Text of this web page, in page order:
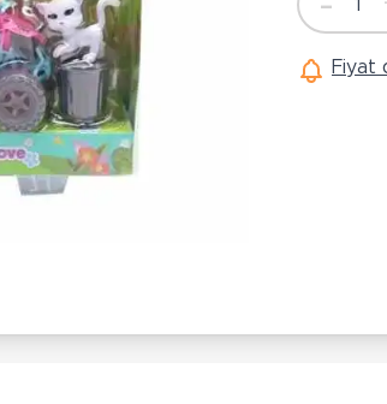
Hobi Oyuncakları
Maketler
Sihirbazlık Setleri
Puzzlelar
Çeşitli Eğlence Oyuncakları
Bebek Araç
1
Fiyat